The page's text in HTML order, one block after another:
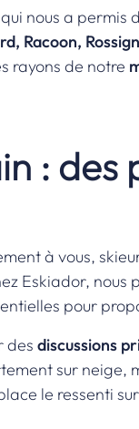
nous a permis
Racoon,
rayons de notre
: des
à vous,
Eskiador, nous
pour
des discussions
sur neige,
le ressenti